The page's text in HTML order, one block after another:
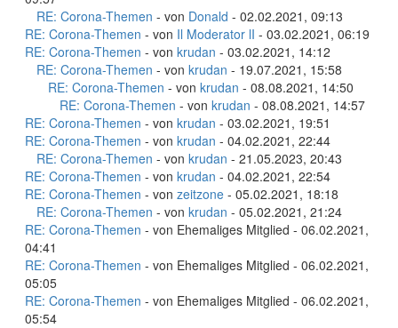
RE: Corona-Themen - von Donald - 02.02.2021, 09:13
RE: Corona-Themen - von Il Moderator lI - 03.02.2021, 06:19
RE: Corona-Themen - von krudan - 03.02.2021, 14:12
RE: Corona-Themen - von krudan - 19.07.2021, 15:58
RE: Corona-Themen - von krudan - 08.08.2021, 14:50
RE: Corona-Themen - von krudan - 08.08.2021, 14:57
RE: Corona-Themen - von krudan - 03.02.2021, 19:51
RE: Corona-Themen - von krudan - 04.02.2021, 22:44
RE: Corona-Themen - von krudan - 21.05.2023, 20:43
RE: Corona-Themen - von krudan - 04.02.2021, 22:54
RE: Corona-Themen - von zeitzone - 05.02.2021, 18:18
RE: Corona-Themen - von krudan - 05.02.2021, 21:24
RE: Corona-Themen - von Ehemaliges Mitglied - 06.02.2021,
04:41
RE: Corona-Themen - von Ehemaliges Mitglied - 06.02.2021,
05:05
RE: Corona-Themen - von Ehemaliges Mitglied - 06.02.2021,
05:54